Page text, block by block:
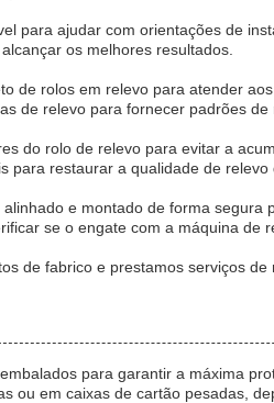
para ajudar com orientações de
os melhores resultados.
de rolos em relevo para atender
de relevo para fornecer padrões
do rolo de relevo para evitar a
para restaurar a qualidade de relevo
e montado de forma
se o engate com a máquina de
de fabrico e prestamos serviços de
para garantir a máxima
ou em caixas de cartão pesadas,